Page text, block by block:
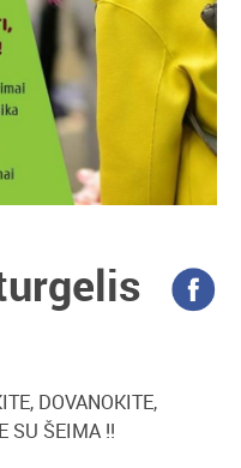
DOVANOKITE,
SU ŠEIMA !!